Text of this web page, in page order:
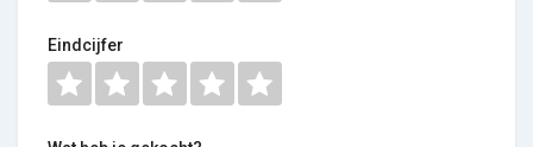
Eindcijfer